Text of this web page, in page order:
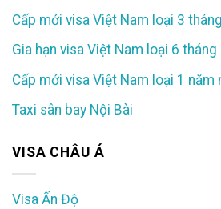
Cấp mới visa Việt Nam loại 3
Gia hạn visa Việt Nam loại 6 tháng
Cấp mới visa Việt Nam loại 1 năm
Taxi sân bay Nội Bài
VISA CHÂU Á
Visa Ấn Độ